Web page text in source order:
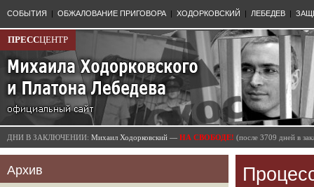
СОБЫТИЯ | ОБЖАЛОВАНИЕ ПРИГОВОРА | ХОДОРКОВСКИЙ | ЛЕБЕДЕВ |
ПРЕССЦЕНТР
ДНИ В ЗАКЛЮЧЕНИИ: Михаил Ходорковский — НА СВОБОДЕ! (после 3709 дней в
Архив